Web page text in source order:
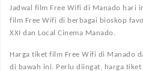
Jadwal film Free Wifi di Manado hari
film Free Wifi di berbagai bioskop
XXI dan Local Cinema Manado.
Harga tiket film Free Wifi di Manado
di bawah ini. Perlu diingat, harga